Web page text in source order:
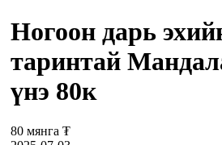
Ногоон дарь
таринтай
үнэ 80к
80 мянга ₮